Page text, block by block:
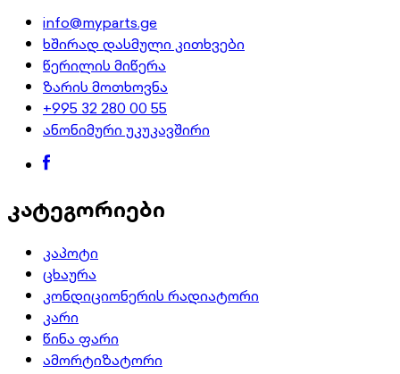
info@myparts.ge
ხშირად დასმული კითხვები
წერილის მიწერა
ზარის მოთხოვნა
+995 32 280 00 55
ანონიმური უკუკავშირი
კატეგორიები
კაპოტი
ცხაურა
კონდიციონერის რადიატორი
კარი
წინა ფარი
ამორტიზატორი